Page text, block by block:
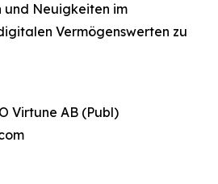
und Neuigkeiten im
Vermögenswerten zu
Virtune AB (Publ)